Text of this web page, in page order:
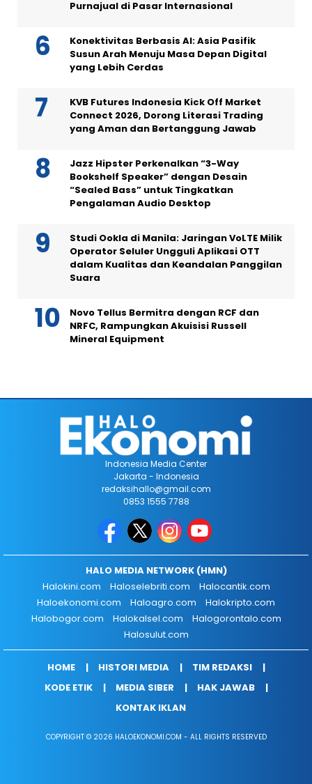
Purnajual di Pasar Internasional
Konektivitas Berbasis AI: Asia Pasifik
Susun Arah Menuju Masa Depan Digital
yang Lebih Cerdas
KVB Futures Indonesia Kick Off Market
Connect 2026, Dorong Literasi Trading
yang Aman dan Bertanggung Jawab
Jazz Hipster Perkenalkan “3-Way
Bookshelf Speaker” dengan Desain
“Sealed Bass” untuk Tingkatkan
Pengalaman Audio Desktop
Studi Ookla di Manila: Jaringan VoLTE Milik
Operator Seluler Ungguli Aplikasi OTT
dalam Kualitas dan Keandalan Panggilan
Suara
Novo Tellus Bermitra dengan RCF dan
NRFC, Rampungkan Akuisisi Russell
Mineral Equipment
Indonesia Media Center
Jakarta - Indonesia
redaksihallo@gmail.com
0853 1555 7788
HALO MEDIA NETWORK (HMN)
Halokini.com
Haloselebriti.com
Halocantik.com
Haloekonomi.com
Haloagro.com
Halokripto.com
Halobogor.com
Halokalsel.com
Halogorontalo.com
Halosulut.com
HOME HISTORI MEDIA
TIM REDAKSI
KODE ETIK
MEDIA SIBER
HAK JAWAB
KONTAK IKLAN
COPYRIGHT © 2026 HALOEKONOMI.COM - ALL RIGHTS RESERVED